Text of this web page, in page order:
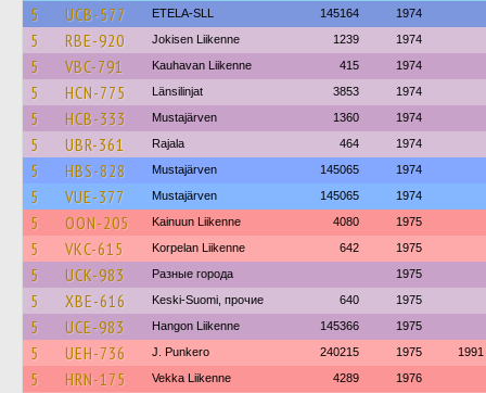
5 UCB-577 ETELA-SLL 145164 1974
5 RBE-920 Jokisen Liikenne 1239 1974
5 VBC-791 Kauhavan Liikenne 415 1974
5 HCN-775 Länsilinjat 3853 1974
5 HCB-333 Mustajärven 1360 1974
5 UBR-361 Rajala 464 1974
5 HBS-828 Mustajärven 145065 1974
5 VUE-377 Mustajärven 145065 1974
5 OON-205 Kainuun Liikenne 4080 1975
5 VKC-615 Korpelan Liikenne 642 1975
5 UCK-983 Разные города 1975
5 XBE-616 Keski-Suomi, прочие 640 1975
5 UCE-983 Hangon Liikenne 145366 1975
5 UEH-736 J. Punkero 240215 1975 1991
5 HRN-175 Vekka Liikenne 4289 1976